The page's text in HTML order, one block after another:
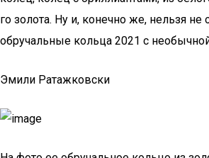
го золо­та. Ну и, конеч­но же, нель­зя
обру­чаль­ные коль­ца 2021 с
Эмили Ратажковски